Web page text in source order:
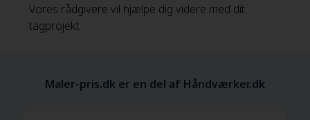
Vores rådgivere vil hjælpe dig videre med dit
tagprojekt
Maler-pris.dk er en del af Håndværker.dk